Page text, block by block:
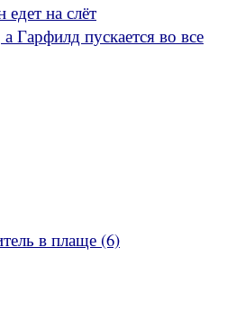
на слёт
Гарфилд пускается во все
в плаще (6)